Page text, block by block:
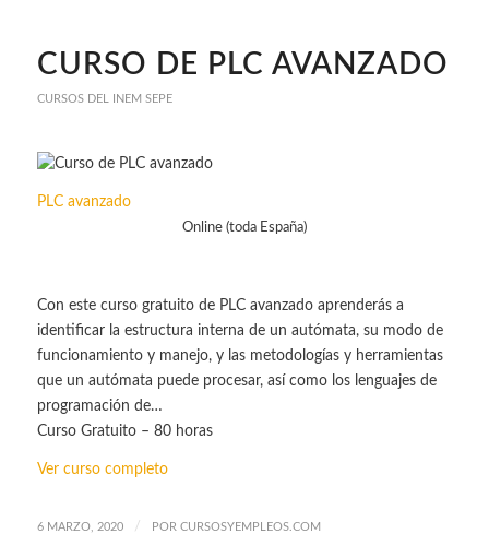
CURSO DE PLC AVANZADO
CURSOS DEL INEM SEPE
PLC avanzado
Online (toda España)
Con este curso gratuito de PLC avanzado aprenderás a
identificar la estructura interna de un autómata, su modo de
funcionamiento y manejo, y las metodologías y herramientas
que un autómata puede procesar, así como los lenguajes de
programación de…
Curso Gratuito – 80 horas
Ver curso completo
6 MARZO, 2020 / POR CURSOSYEMPLEOS.COM